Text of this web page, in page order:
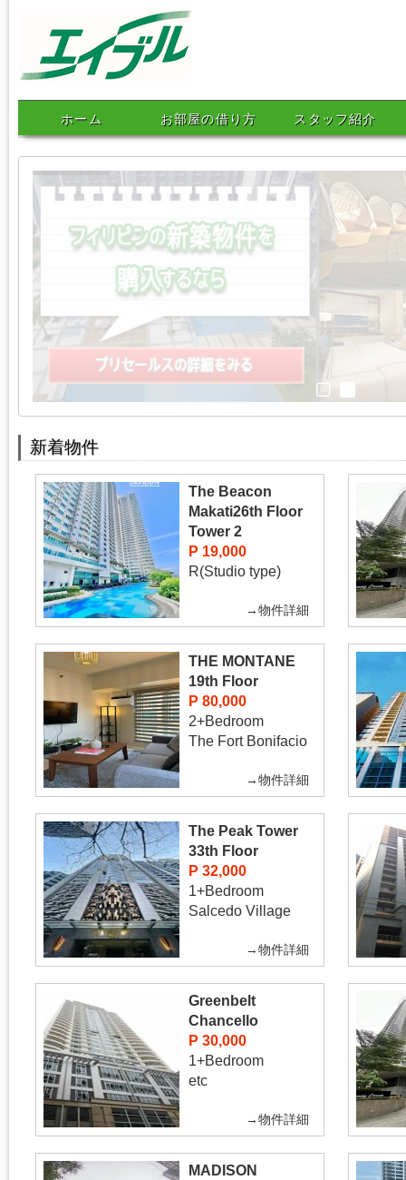
エイブルネットワークマニ
ラ ホーム お部屋の借り方 スタッフ紹介
新着物件
The Beacon
Makati26th Floor
Tower 2
P 19,000
R(Studio type)
→物件詳細
THE MONTANE
19th Floor
P 80,000
2+Bedroom
The Fort Bonifacio
→物件詳細
The Peak Tower
33th Floor
P 32,000
1+Bedroom
Salcedo Village
→物件詳細
Greenbelt
Chancello
P 30,000
1+Bedroom
etc
→物件詳細
MADISON